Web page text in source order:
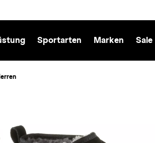
Sportarten Marken Sale